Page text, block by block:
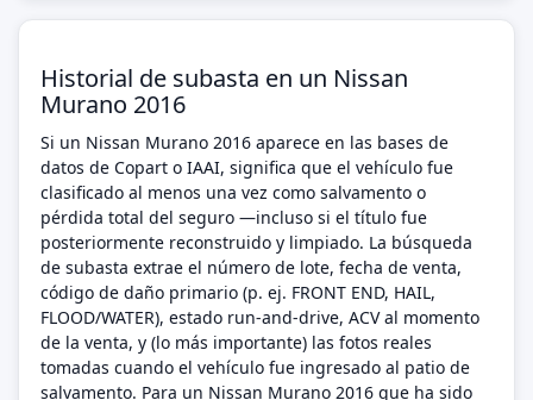
Historial de subasta en un Nissan
Murano 2016
Si un Nissan Murano 2016 aparece en las bases de
datos de Copart o IAAI, significa que el vehículo fue
clasificado al menos una vez como salvamento o
pérdida total del seguro —incluso si el título fue
posteriormente reconstruido y limpiado. La búsqueda
de subasta extrae el número de lote, fecha de venta,
código de daño primario (p. ej. FRONT END, HAIL,
FLOOD/WATER), estado run-and-drive, ACV al momento
de la venta, y (lo más importante) las fotos reales
tomadas cuando el vehículo fue ingresado al patio de
salvamento. Para un Nissan Murano 2016 que ha sido